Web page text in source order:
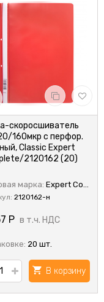
скоросшиватель
160мкр с перфор.
Classic Expert
2120162 (20)
марка: Expert Complete
2120162-н
Р в т.ч. НДС
20 шт.
В корзину